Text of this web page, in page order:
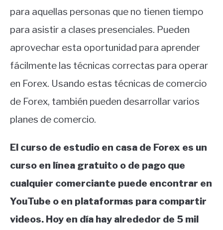
para aquellas personas que no tienen tiempo
para asistir a clases presenciales. Pueden
aprovechar esta oportunidad para aprender
fácilmente las técnicas correctas para operar
en Forex. Usando estas técnicas de comercio
de Forex, también pueden desarrollar varios
planes de comercio.
El curso de estudio en casa de Forex es un
curso en línea gratuito o de pago que
cualquier comerciante puede encontrar en
YouTube o en plataformas para compartir
videos. Hoy en día hay alrededor de 5 mil